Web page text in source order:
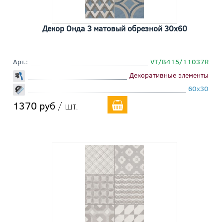
Декор Онда 3 матовый обрезной 30x60
Арт.:
VT/B415/11037R
Декоративные элементы
60x30
1370 руб / шт.